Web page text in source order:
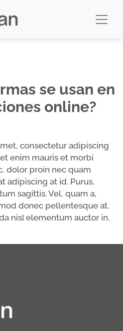
se usan en
online?
consectetur adipiscing
enim mauris et morbi
dolor proin nec quam
adipiscing at id. Purus,
sagittis. Vel, quam a,
donec pellentesque at.
nisl elementum auctor in.